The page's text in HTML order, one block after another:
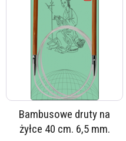
Bambusowe druty na
żyłce 40 cm. 6,5 mm.